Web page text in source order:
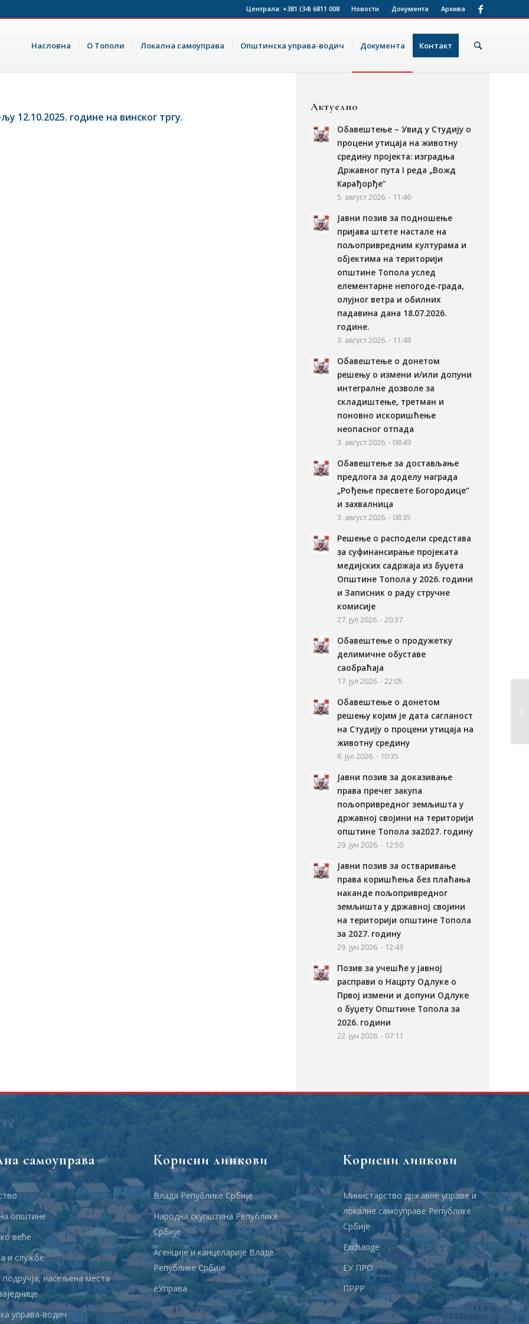
Новости Документа Архива
Централа: +381 (34) 6811 008
Насловна О Тополи Локална самоуправа Општинска управа-водич Документа Контакт
12.10.2025. године на винског тргу.
Актуелно
Обавештење – Увид у Студију о
процени утицаја на животну
средину пројекта: изградња
Државног пута I реда „Вожд
Карађорђе“
5. август 2026. - 11:46
Јавни позив за подношење
пријава штете настале на
пољопривредним културама и
објектима на територији
општине Топола услед
елементарне непогоде-града,
олујног ветра и обилних
падавина дана 18.07.2026.
године.
3. август 2026. - 11:48
Обавештење о донетом
решењу о измени и/или допуни
интегралне дозволе за
складиштење, третман и
поновно искоришћење
неопасног отпада
3. август 2026. - 08:49
Обавештење за достављање
предлога за доделу награда
„Рођење пресвете Богородице“
и захвалница
3. август 2026. - 08:35
Решење о расподели средстава
за суфинансирање пројеката
медијских садржаја из буџета
Општине Топола у 2026. години
и Записник о раду стручне
комисије
27. јул 2026. - 20:37
Обавештење о продужетку
делимичне обуставе
саобраћаја
17. јул 2026. - 22:05
Обавештење о донетом
решењу којим је дата сагланост
на Студију о процени утицаја на
животну средину
6. јул 2026. - 10:35
Јавни позив за доказивање
права пречег закупа
пољопривредног земљишта у
државној својини на територији
општине Топола за2027. годину
29. јун 2026. - 12:50
Јавни позив за остваривање
права коришћења без плаћања
наканде пољопривредног
земљишта у државној својини
на територији општине Топола
за 2027. годину
29. јун 2026. - 12:43
Позив за учешће у јавној
расправи о Нацрту Одлуке о
Првој измени и допуни Одлуке
о буџету Општине Топола за
2026. години
22. јун 2026. - 07:11
самоуправа
општине
веће
и службе
насељена места
управа-водич
Корисни линкови
Влада Републике Србије
Народна скупштина Републике
Србије
Агенције и канцеларије Владе
Републике Србије
еУправа
Корисни линкови
Министарство државне управе и
локалне самоуправе Републике
Србије
Еxchange
ЕУ ПРО
ПРРР